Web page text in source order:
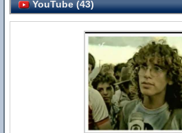
YouTube (43)